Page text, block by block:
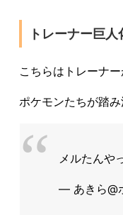
トレーナー巨人
こちらはトレーナ
ポケモンたちが踏み
メルたんや
— あきら@